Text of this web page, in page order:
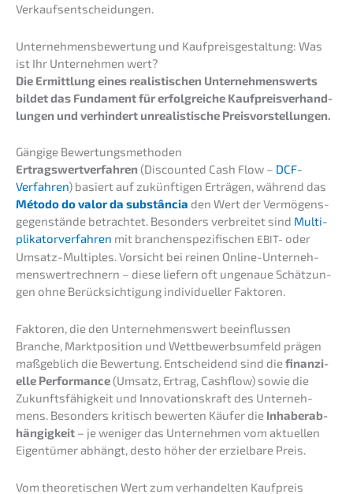
Verkaufsentscheidungen.
Unter­neh­mens­be­wer­tung und Kaufpreis­ge­stal­tung: Was
ist Ihr Unter­neh­men wert?
Die Ermitt­lung eines realis­ti­schen Unter­neh­mens­werts
bildet das Funda­ment für erfolg­rei­che Kaufpreis­ver­hand­
lun­gen und verhin­dert unrea­lis­ti­sche Preisvorstellungen.
Gängi­ge Bewertungsmethoden
Ertrags­wert­ver­fah­ren (Discoun­ted Cash Flow – DCF-
Verfah­ren) basiert auf zukünf­ti­gen Erträ­gen, während das
Método do valor da substân­cia den Wert der Vermö­gens­
ge­gen­stän­de betrach­tet. Beson­ders verbrei­tet sind Multi­
pli­ka­tor­ver­fah­ren mit branchen­spe­zi­fi­schen EBIT- oder
Umsatz-Multi­ples. Vorsicht bei reinen Online-Unter­neh­
mens­wert­rech­nern – diese liefern oft ungenaue Schät­zun­
gen ohne Berück­sich­ti­gung indivi­du­el­ler Faktoren.
Fakto­ren, die den Unter­neh­mens­wert beeinflussen
Branche, Markt­po­si­ti­on und Wettbe­werbs­um­feld prägen
maßgeb­lich die Bewer­tung. Entschei­dend sind diefinan­zi­
el­le Perfor­mance (Umsatz, Ertrag, Cashflow) sowie die
Zukunfts­fä­hig­keit und Innova­ti­ons­kraft des Unter­neh­
mens. Beson­ders kritisch bewer­ten Käufer die Inhaber­ab­
hän­gig­keit – je weniger das Unter­neh­men vom aktuel­len
Eigen­tü­mer abhängt, desto höher der erziel­ba­re Preis.
Vom theore­ti­schen Wert zum verhan­del­ten Kaufpreis